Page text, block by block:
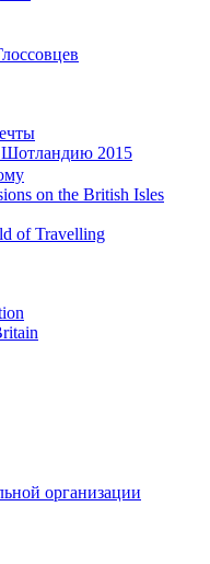
Шотландию 2015
on the British Isles
of Travelling
организации